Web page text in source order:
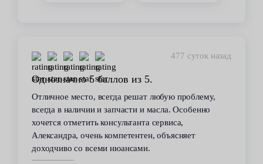
477 суток назад
Однозначно 5 баллов из 5.
Отличное место, всегда решат любую проблему,
всегда в наличии и запчасти и масла. Особенно
хочется отметить консультанта сервиса,
Александра, очень компетентен, объясняет
доходчиво со всеми нюансами.